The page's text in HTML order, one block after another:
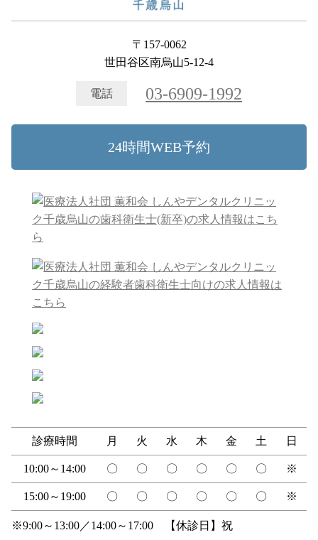
〒157-0062
世田谷区南烏山5-12-4
電話 03-6909-1992
24時間WEB予約
診療時間 月 火 水 木 金 土 日
10:00～14:00 〇 〇 〇 〇 〇 〇 ※
15:00～19:00 〇 〇 〇 〇 〇 〇 ※
※9:00～13:00／14:00～17:00 【休診日】祝